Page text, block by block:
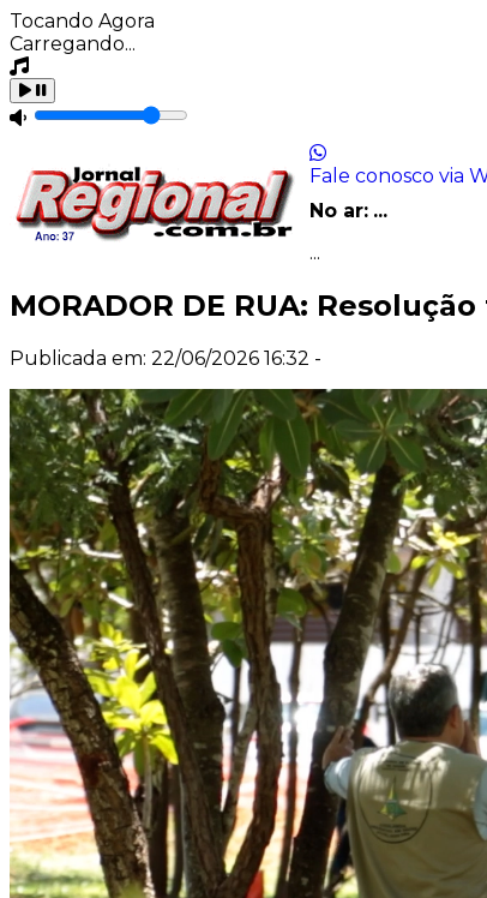
Tocando Agora
Carregando...
Fale conosco via
No ar: ...
...
MORADOR DE RUA:
Publicada em: 22/06/2026 16:32 -